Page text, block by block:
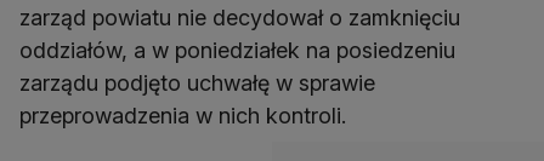
zarząd powiatu nie decydował o zamknięciu
oddziałów, a w poniedziałek na posiedzeniu
zarządu podjęto uchwałę w sprawie
przeprowadzenia w nich kontroli.